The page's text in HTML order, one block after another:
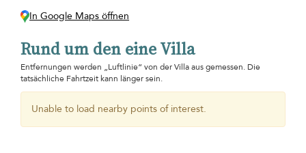
In Google Maps öffnen
Rund um den eine Villa
Entfernungen werden „Luftlinie“ von der Villa aus gemessen. Die
tatsächliche Fahrtzeit kann länger sein.
Unable to load nearby points of interest.